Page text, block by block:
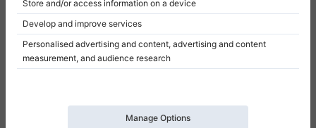
Polityka prywatności
Ustawienia uzyskiwania zgody
Pianina na sprzedaż